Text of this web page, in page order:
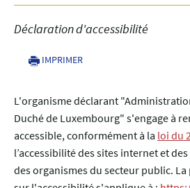
Déclaration d'accessibilité
IMPRIMER
L'organisme déclarant
Duché de Luxembourg" s'engage à
accessible, conformément à la loi du
l’accessibilité des sites internet et
des organismes du secteur public.